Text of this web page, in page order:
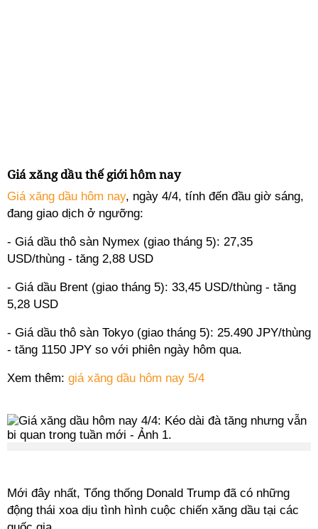
Giá xăng dầu thế giới hôm nay
Giá xăng dầu hôm nay, ngày 4/4, tính đến đầu giờ sáng,
đang giao dịch ở ngưỡng:
- Giá dầu thô sàn Nymex (giao tháng 5): 27,35
USD/thùng - tăng 2,88 USD
- Giá dầu Brent (giao tháng 5): 33,45 USD/thùng - tăng
5,28 USD
- Giá dầu thô sàn Tokyo (giao tháng 5): 25.490 JPY/thùng
- tăng 1150 JPY so với phiên ngày hôm qua.
Xem thêm: giá xăng dầu hôm nay 5/4
Mới đây nhất, Tổng thống Donald Trump đã có những
động thái xoa dịu tình hình cuộc chiến xăng dầu tại các